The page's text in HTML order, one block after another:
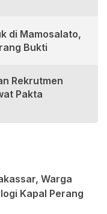
di Mamosalato,
Bukti
Rekrutmen
Pakta
Warga
Kapal Perang